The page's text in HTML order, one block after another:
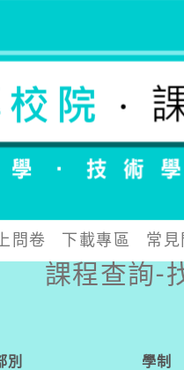
問卷 下載專區 常見
課程查詢-
別 學制